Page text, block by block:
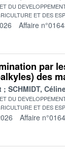
DU
ET DES
Affaire
par
des
SCHMIDT,
DU
ET DES
Affaire